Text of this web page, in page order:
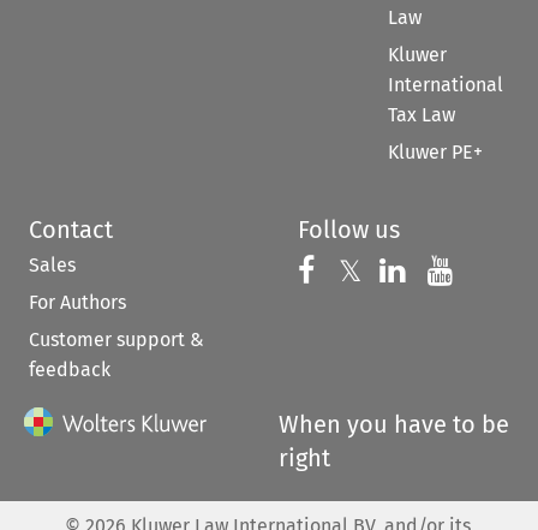
Law
Kluwer
International
Tax Law
Kluwer PE+
Contact
Sales
For Authors
Customer support &
feedback
Follow us
Follow us on
𝕏 Follow us on
Follow us
When you have to be
right